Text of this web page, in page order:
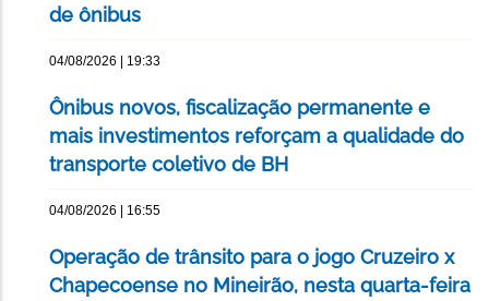
de ônibus
04/08/2026 | 19:33
Ônibus novos, fiscalização permanente e
mais investimentos reforçam a qualidade do
transporte coletivo de BH
04/08/2026 | 16:55
Operação de trânsito para o jogo Cruzeiro x
Chapecoense no Mineirão, nesta quarta-feira